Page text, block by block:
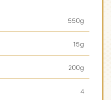
550g
15g
200g
4